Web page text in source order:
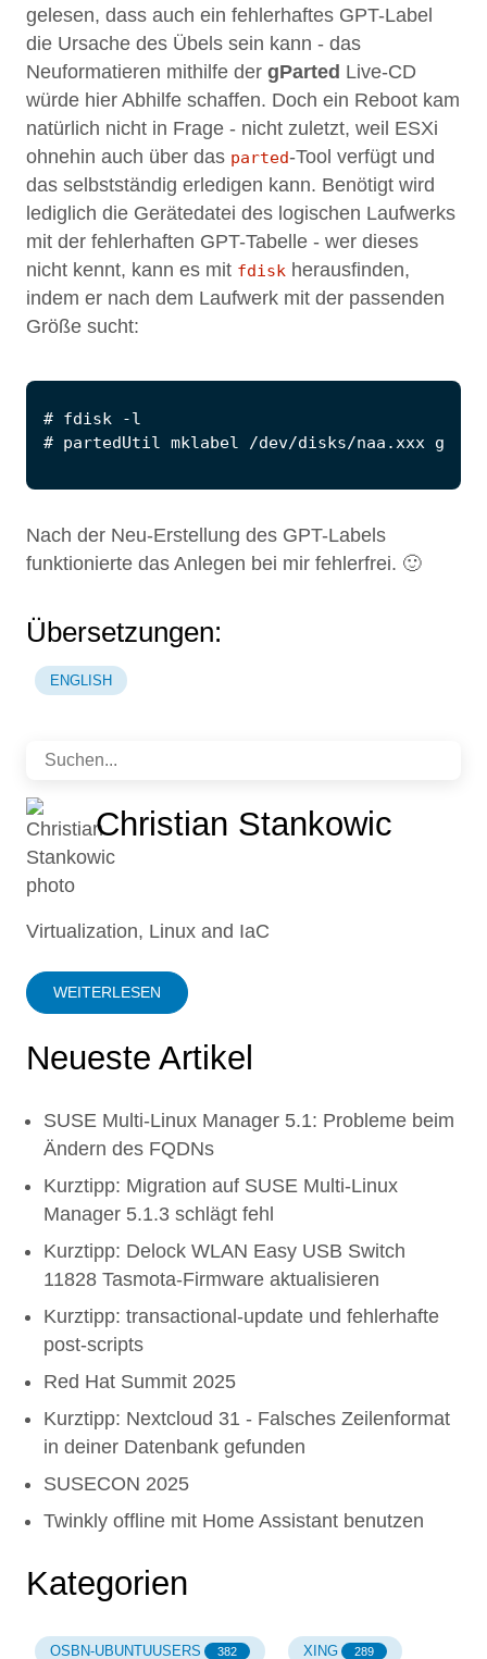
gelesen, dass auch ein fehlerhaftes GPT-Label
die Ursache des Übels sein kann - das
Neuformatieren mithilfe der gParted Live-CD
würde hier Abhilfe schaffen. Doch ein Reboot kam
natürlich nicht in Frage - nicht zuletzt, weil ESXi
ohnehin auch über das parted-Tool verfügt und
das selbstständig erledigen kann. Benötigt wird
lediglich die Gerätedatei des logischen Laufwerks
mit der fehlerhaften GPT-Tabelle - wer dieses
nicht kennt, kann es mit fdisk herausfinden,
indem er nach dem Laufwerk mit der passenden
Größe sucht:
Nach der Neu-Erstellung des GPT-Labels
funktionierte das Anlegen bei mir fehlerfrei. 🙂
Übersetzungen:
ENGLISH
Christian Stankowic
Virtualization, Linux and IaC
WEITERLESEN
Neueste Artikel
SUSE Multi-Linux Manager 5.1: Probleme beim
Ändern des FQDNs
Kurztipp: Migration auf SUSE Multi-Linux
Manager 5.1.3 schlägt fehl
Kurztipp: Delock WLAN Easy USB Switch
11828 Tasmota-Firmware aktualisieren
Kurztipp: transactional-update und fehlerhafte
post-scripts
Red Hat Summit 2025
Kurztipp: Nextcloud 31 - Falsches Zeilenformat
in deiner Datenbank gefunden
SUSECON 2025
Twinkly offline mit Home Assistant benutzen
Kategorien
OSBN-UBUNTUUSERS 382 XING 289